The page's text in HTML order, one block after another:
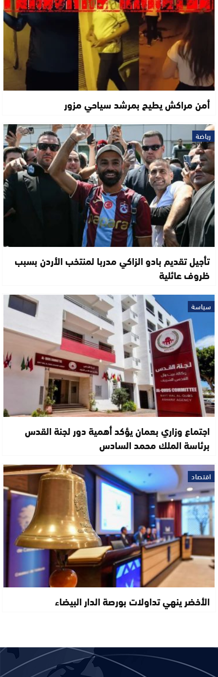
أمن مراكش يطيح بمرشد سياحي مزور
رياضة
تأجيل تقديم بادو الزاكي مدربا لمنتخب الأردن بسبب
ظروف عائلية
سياسة
اجتماع وزاري بعمان يؤكد أهمية دور لجنة القدس
برئاسة الملك محمد السادس
اقتصاد
الأخضر ينهي تداولات بورصة الدار البيضاء